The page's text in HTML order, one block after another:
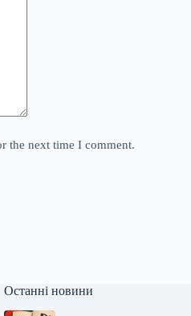
the next time I comment.
Останні новини